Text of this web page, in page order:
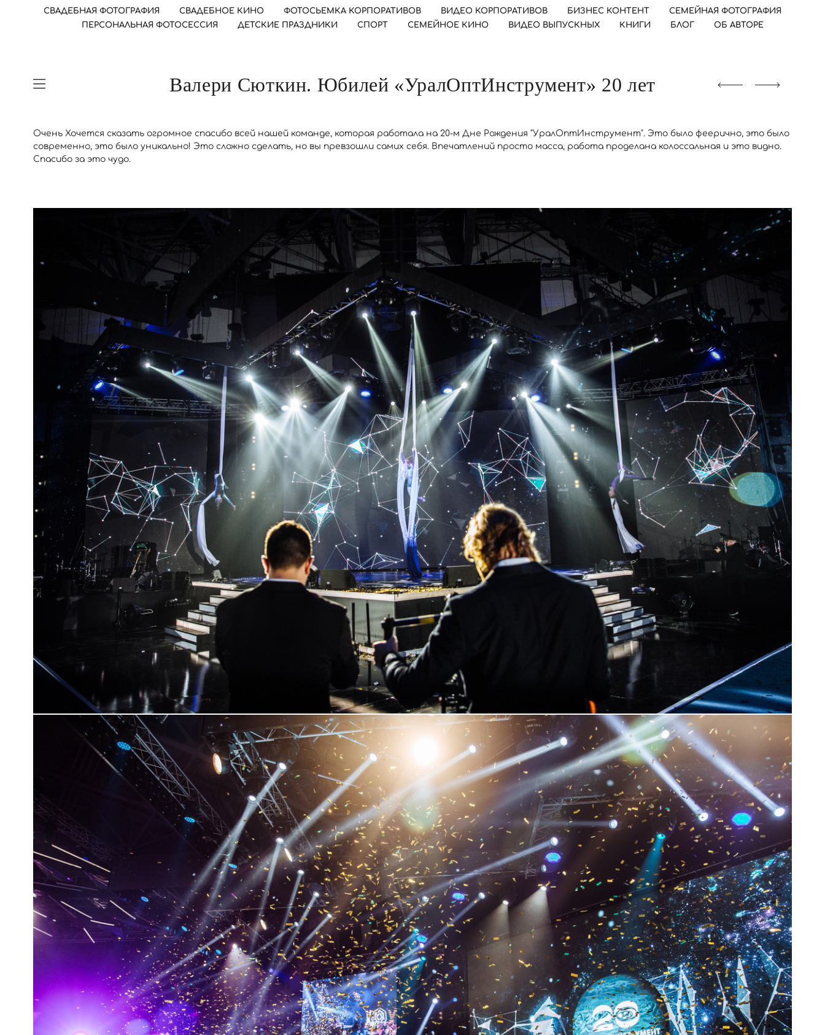
СВАДЕБНАЯ ФОТОГРАФИЯ СВАДЕБНОЕ КИНО ФОТОСЬЕМКА КОРПОРАТИВОВ ВИДЕО КОРПОРАТИВОВ БИЗНЕС КОНТЕНТ
СЕМЕЙНАЯ ФОТОГРАФИЯ
ПЕРСОНАЛЬНАЯ ФОТОСЕССИЯ
ДЕТСКИЕ ПРАЗДНИКИ СПОРТ СЕМЕЙНОЕ КИНО ВИДЕО ВЫПУСКНЫХ КНИГИ БЛОГ ОБ АВТОРЕ
Валери Сюткин. Юбилей «УралОптИнструмент» 20 лет
Очень Хочется сказать огромное спасибо всей нашей команде, которая работала на 20-м Дне Рождения "УралОптИнструмент". Это было феерично, это было
современно, это было уникально! Это сложно сделать, но вы превзошли самих себя. Впечатлений просто масса, работа проделана колоссальная и это видно.
Спасибо за это чудо.